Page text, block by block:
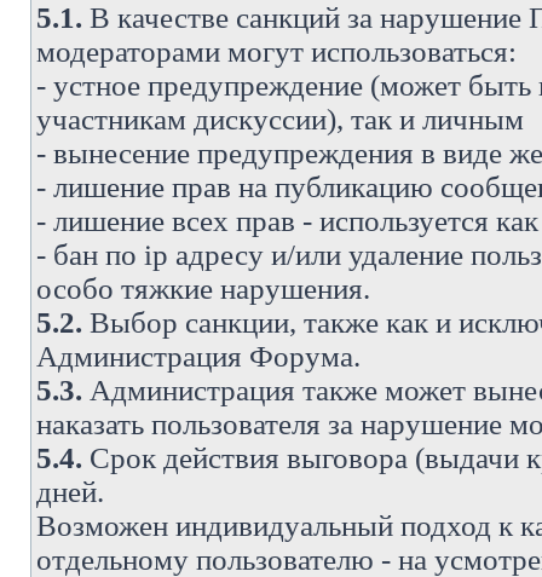
5.1. В качестве санкций за
модераторами могут использоваться:
- устное предупреждение (может
участникам дискуссии), так и личным
- вынесение предупреждения в виде
- лишение прав на публикацию
- лишение всех прав - используется
- бан по ip адресу и/или удаление
особо тяжкие нарушения.
5.2. Выбор санкции, также как и
Администрация Форума.
5.3. Администрация также может
наказать пользователя за
5.4. Срок действия выговора (выдачи
дней.
Возможен индивидуальный подход к
отдельному пользователю - на